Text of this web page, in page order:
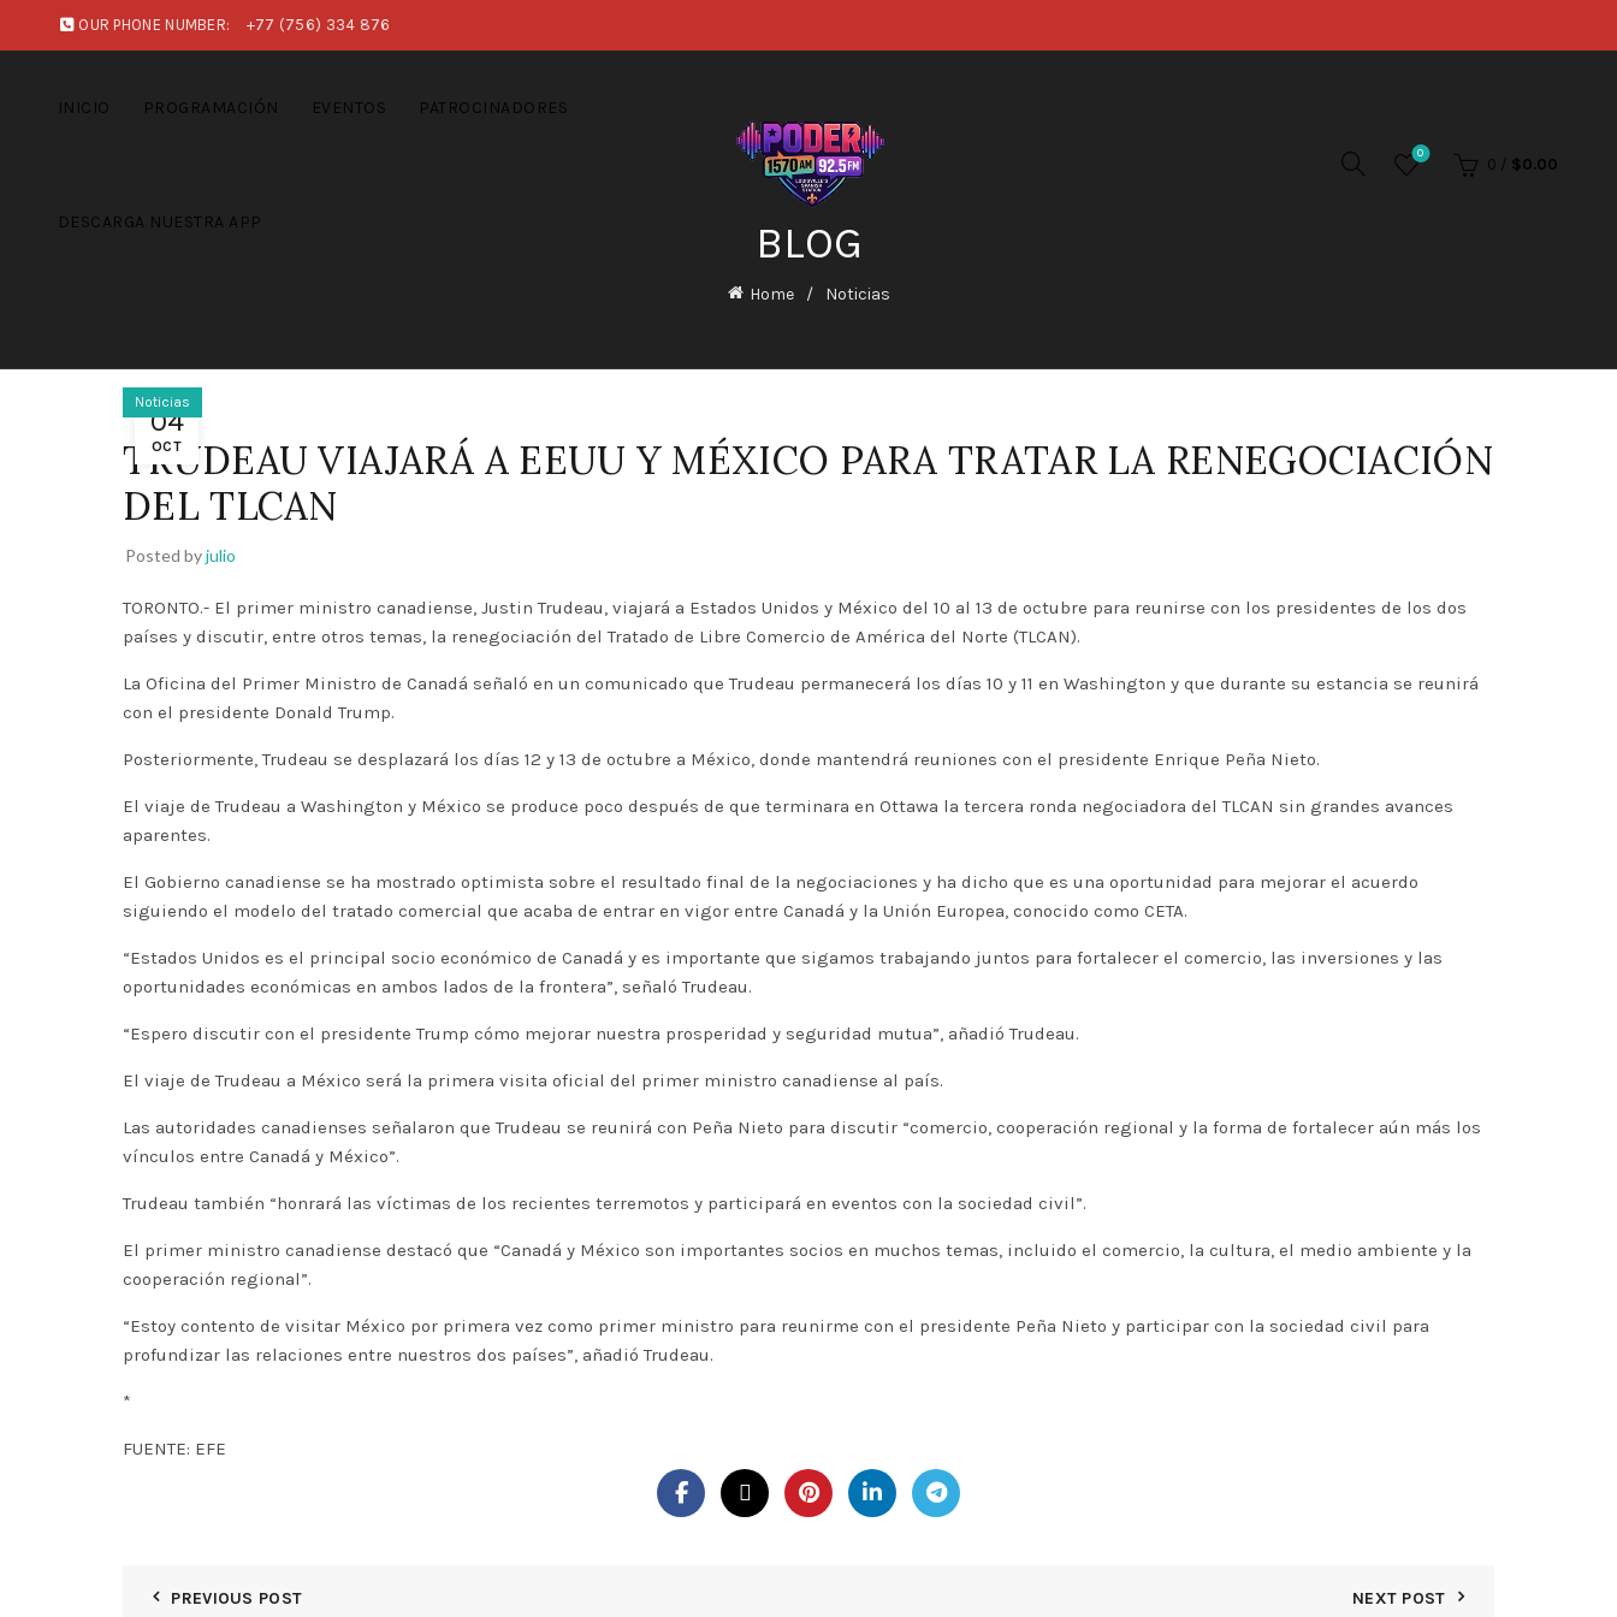
OUR PHONE NUMBER: +77 (756) 334 876
INICIO PROGRAMACIÓN EVENTOS PATROCINADORES
DESCARGA NUESTRA APP
0
0 / $0.00
BLOG
Home Noticias
04
OCT
Noticias
TRUDEAU VIAJARÁ A EEUU Y MÉXICO PARA TRATAR LA RENEGOCIACIÓN
DEL TLCAN
Posted byjulio
TORONTO.- El primer ministro canadiense, Justin Trudeau, viajará a Estados Unidos y México del 10 al 13 de octubre para reunirse con los presidentes de los dos
países y discutir, entre otros temas, la renegociación del Tratado de Libre Comercio de América del Norte (TLCAN).
La Oficina del Primer Ministro de Canadá señaló en un comunicado que Trudeau permanecerá los días 10 y 11 en Washington y que durante su estancia se reunirá
con el presidente Donald Trump.
Posteriormente, Trudeau se desplazará los días 12 y 13 de octubre a México, donde mantendrá reuniones con el presidente Enrique Peña Nieto.
El viaje de Trudeau a Washington y México se produce poco después de que terminara en Ottawa la tercera ronda negociadora del TLCAN sin grandes avances
aparentes.
El Gobierno canadiense se ha mostrado optimista sobre el resultado final de la negociaciones y ha dicho que es una oportunidad para mejorar el acuerdo
siguiendo el modelo del tratado comercial que acaba de entrar en vigor entre Canadá y la Unión Europea, conocido como CETA.
“Estados Unidos es el principal socio económico de Canadá y es importante que sigamos trabajando juntos para fortalecer el comercio, las inversiones y las
oportunidades económicas en ambos lados de la frontera”, señaló Trudeau.
“Espero discutir con el presidente Trump cómo mejorar nuestra prosperidad y seguridad mutua”, añadió Trudeau.
El viaje de Trudeau a México será la primera visita oficial del primer ministro canadiense al país.
Las autoridades canadienses señalaron que Trudeau se reunirá con Peña Nieto para discutir “comercio, cooperación regional y la forma de fortalecer aún más los
vínculos entre Canadá y México”.
Trudeau también “honrará las víctimas de los recientes terremotos y participará en eventos con la sociedad civil”.
El primer ministro canadiense destacó que “Canadá y México son importantes socios en muchos temas, incluido el comercio, la cultura, el medio ambiente y la
cooperación regional”.
“Estoy contento de visitar México por primera vez como primer ministro para reunirme con el presidente Peña Nieto y participar con la sociedad civil para
profundizar las relaciones entre nuestros dos países”, añadió Trudeau.
*
FUENTE: EFE
PREVIOUS POST NEXT POST